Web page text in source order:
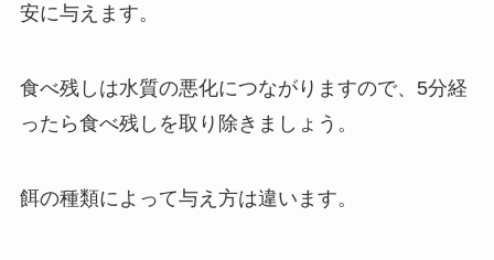
安に与えます。
食べ残しは水質の悪化につながりますので、5分経
ったら食べ残しを取り除きましょう。
餌の種類によって与え方は違います。